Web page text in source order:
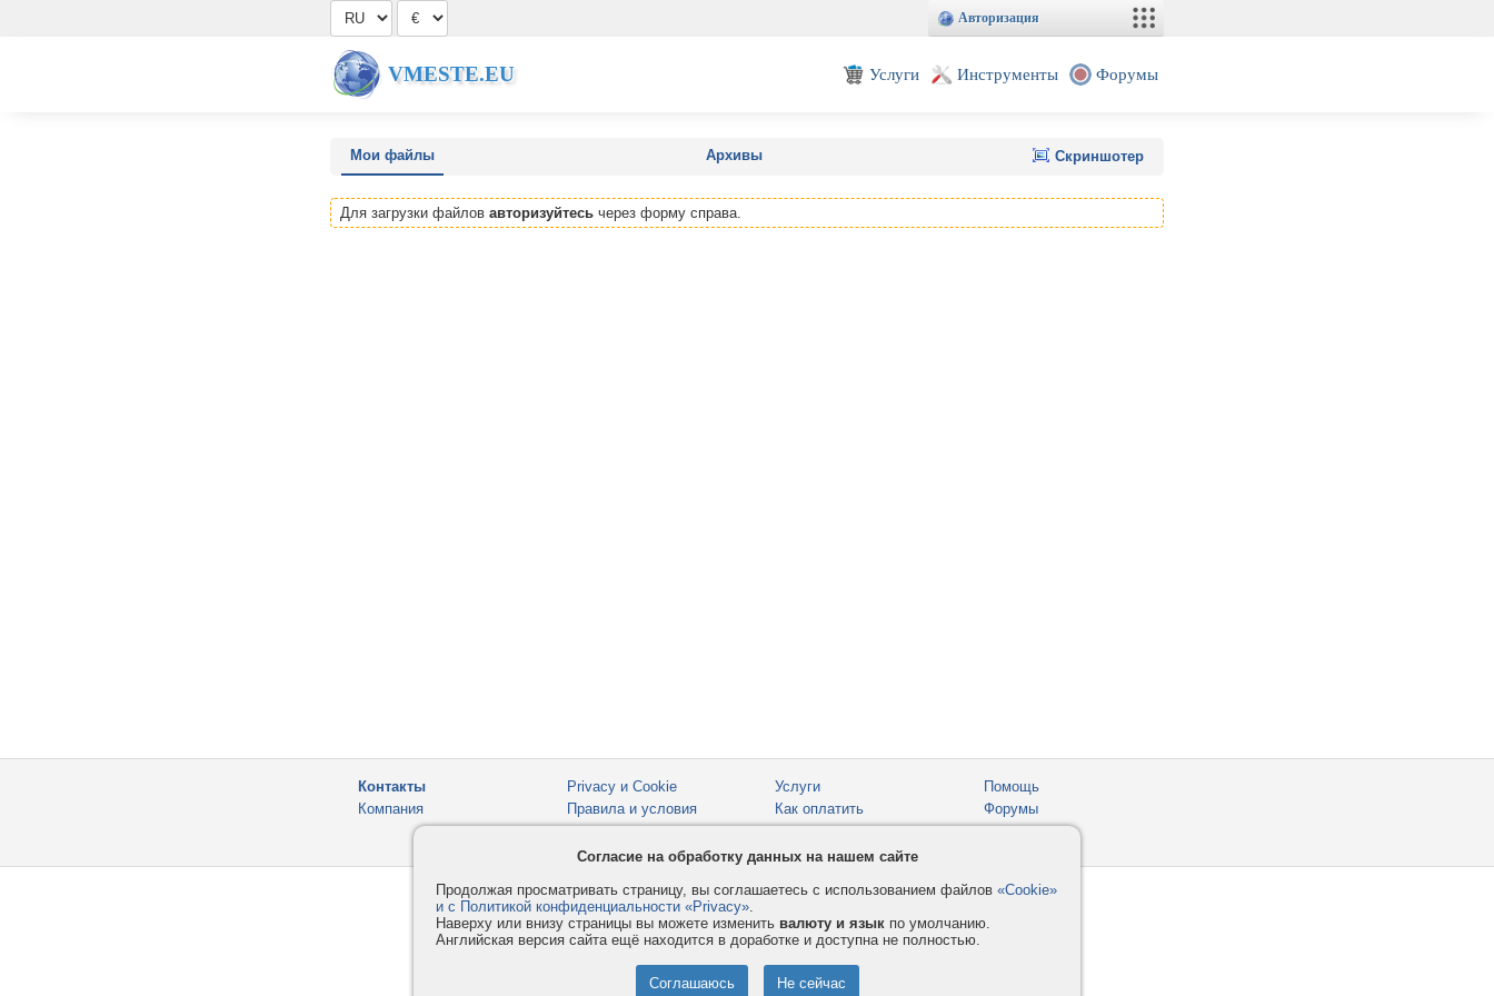
Авторизация
VMESTE.EU Услуги Инструменты Форумы
Мои файлы Архивы Скриншотер
Для загрузки файлов авторизуйтесь через форму справа.
Контакты
Компания
Privacy и Cookie
Правила и условия
Услуги
Как оплатить
Помощь
Форумы
Согласие на обработку данных на нашем сайте
Продолжая просматривать страницу, вы соглашаетесь с использованием файлов «Cookie»
и с Политикой конфиденциальности «Privacy».
Наверху или внизу страницы вы можете изменить валюту и язык по умолчанию.
Английская версия сайта ещё находится в доработке и доступна не полностью.